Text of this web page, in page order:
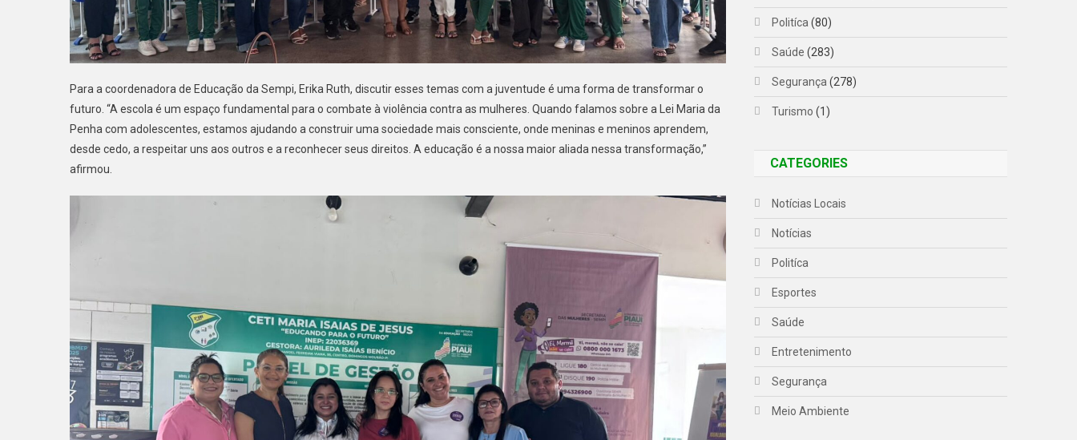
Para a coordenadora de Educação da Sempi, Erika Ruth, discutir esses temas com a juventude é uma forma de transformar o
futuro. “A escola é um espaço fundamental para o combate à violência contra as mulheres. Quando falamos sobre a Lei Maria da
Penha com adolescentes, estamos ajudando a construir uma sociedade mais consciente, onde meninas e meninos aprendem,
desde cedo, a respeitar uns aos outros e a reconhecer seus direitos. A educação é a nossa maior aliada nessa transformação,”
afirmou.
Politíca (80)
Saúde (283)
Segurança (278)
Turismo (1)
CATEGORIES
Notícias Locais
Notícias
Politíca
Esportes
Saúde
Entretenimento
Segurança
Meio Ambiente